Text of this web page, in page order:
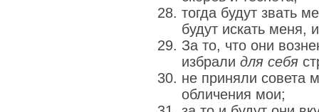
тогда будут звать
будут искать меня,
За то, что они
избрали для себя
не приняли совета
обличения мои;